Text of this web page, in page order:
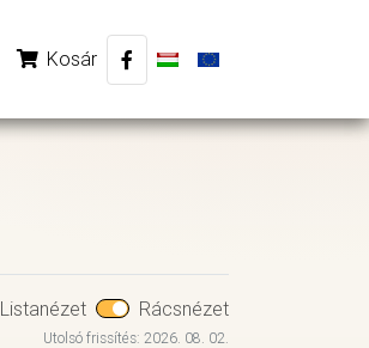
Kosár
Listanézet Rácsnézet
Utolsó frissítés: 2026. 08. 02.